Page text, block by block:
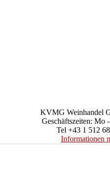
KVMG Weinhandel
Geschäftszeiten: Mo
Tel +43 1 512
Informationen